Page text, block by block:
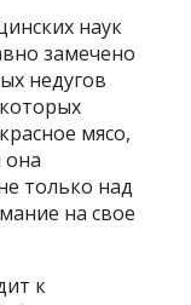
наук
замечено
недугов
мясо,
только над
на свое
к